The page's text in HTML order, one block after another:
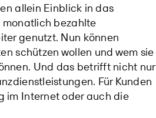
allein Einblick in das
monatlich bezahlte
genutzt. Nun können
schützen wollen und wem sie
Und das betrifft nicht nur
Für Kunden
im Internet oder auch die